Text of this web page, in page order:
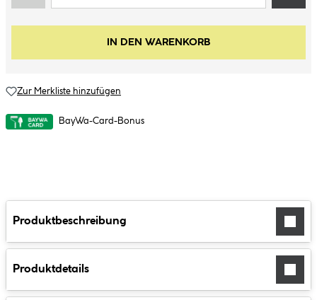
IN DEN WARENKORB
Zur Merkliste hinzufügen
BayWa-Card-Bonus
Produktbeschreibung
Produktdetails